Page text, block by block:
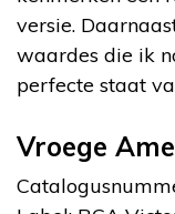
versie.
waardes die ik
perfecte staat
Vroege